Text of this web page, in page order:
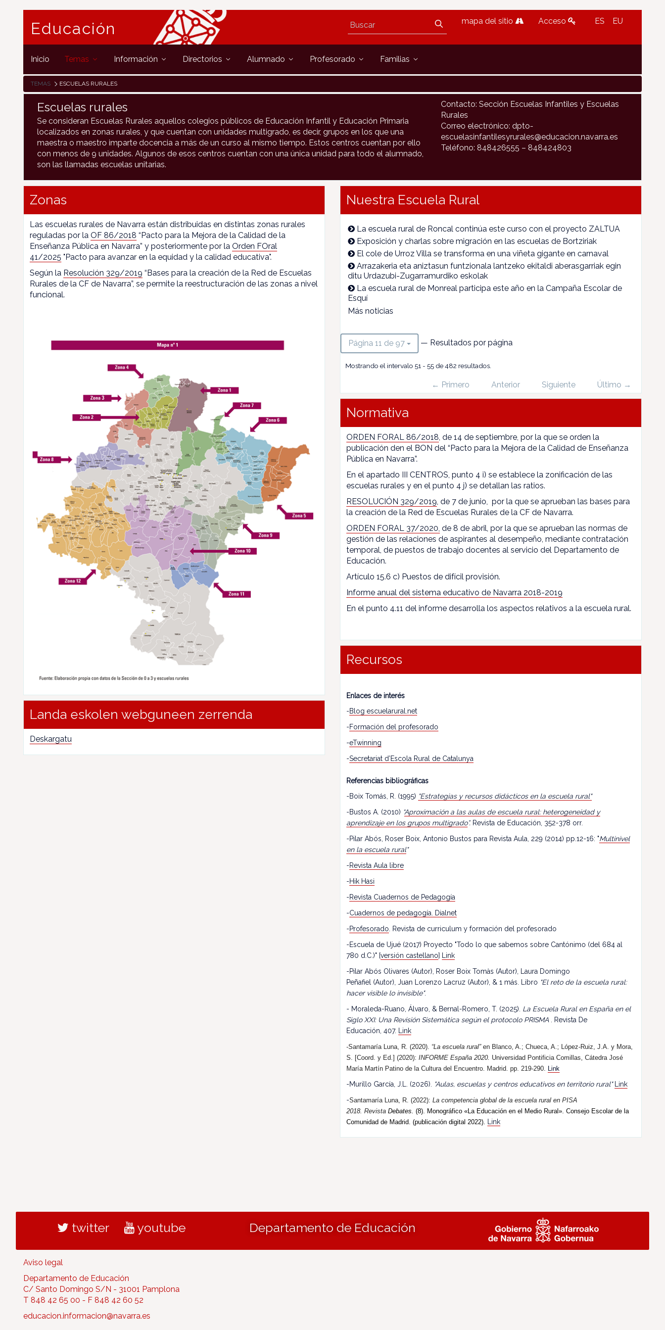
Educación mapa del sitio Acceso ES EU
Inicio Temas Información Directorios Alumnado Profesorado Familias
TEMAS ESCUELAS RURALES
Escuelas rurales
Se consideran Escuelas Rurales aquellos colegios públicos de Educación Infantil y Educación Primaria
localizados en zonas rurales, y que cuentan con unidades multigrado, es decir, grupos en los que una
maestra o maestro imparte docencia a más de un curso al mismo tiempo. Estos centros cuentan por ello
con menos de 9 unidades. Algunos de esos centros cuentan con una única unidad para todo el alumnado,
son las llamadas escuelas unitarias.
Contacto: Sección Escuelas Infantiles y Escuelas
Rurales
Correo electrónico: dpto-
escuelasinfantilesyrurales@educacion.navarra.es
Teléfono: 848426555 – 848424803
Zonas
Las escuelas rurales de Navarra están distribuidas en distintas zonas rurales
reguladas por la OF 86/2018 “Pacto para la Mejora de la Calidad de la
Enseñanza Pública en Navarra” y posteriormente por la Orden FOral
41/2025 "Pacto para avanzar en la equidad y la calidad educativa".
Según la Resolución 329/2019 “Bases para la creación de la Red de Escuelas
Rurales de la CF de Navarra”, se permite la reestructuración de las zonas a nivel
funcional.
Landa eskolen webguneen zerrenda
Deskargatu
Nuestra Escuela Rural
La escuela rural de Roncal continúa este curso con el proyecto ZALTUA
Exposición y charlas sobre migración en las escuelas de Bortziriak
El cole de Urroz Villa se transforma en una viñeta gigante en carnaval
Arrazakeria eta aniztasun funtzionala lantzeko ekitaldi aberasgarriak egin
ditu Urdazubi-Zugarramurdiko eskolak
La escuela rural de Monreal participa este año en la Campaña Escolar de
Esquí
Más noticias
Página 11 de 97 — Resultados por página
Mostrando el intervalo 51 - 55 de 482 resultados.
← Primero Anterior Siguiente Último →
Normativa
ORDEN FORAL 86/2018, de 14 de septiembre, por la que se orden la
publicación den el BON del “Pacto para la Mejora de la Calidad de Enseñanza
Pública en Navarra”.
En el apartado III CENTROS, punto 4 i) se establece la zonificación de las
escuelas rurales y en el punto 4 j) se detallan las ratios.
RESOLUCIÓN 329/2019, de 7 de junio, por la que se aprueban las bases para
la creación de la Red de Escuelas Rurales de la CF de Navarra.
ORDEN FORAL 37/2020, de 8 de abril, por la que se aprueban las normas de
gestión de las relaciones de aspirantes al desempeño, mediante contratación
temporal, de puestos de trabajo docentes al servicio del Departamento de
Educación.
Artículo 15.6 c) Puestos de difícil provisión.
Informe anual del sistema educativo de Navarra 2018-2019
En el punto 4.11 del informe desarrolla los aspectos relativos a la escuela rural.
Recursos
Enlaces de interés
-Blog escuelarural.net
-Formación del profesorado
-eTwinning
-Secretariat d’Escola Rural de Catalunya
Referencias bibliográficas
-Boix Tomás, R. (1995) "Estrategias y recursos didácticos en la escuela rural"
-Bustos A. (2010) “Aproximación a las aulas de escuela rural: heterogeneidad y
aprendizaje en los grupos multigrado”. Revista de Educación, 352-378 orr.
-Pilar Abós, Roser Boix, Antonio Bustos para Revista Aula, 229 (2014) pp.12-16: "Multinivel
en la escuela rural"
-Revista Aula libre
-Hik Hasi
-Revista Cuadernos de Pedagogía
-Cuadernos de pedagogía. Dialnet
-Profesorado . Revista de curriculum y formación del profesorado
-Escuela de Ujué (2017) Proyecto "Todo lo que sabemos sobre Cantónimo (del 684 al
780 d.C.)" [versión castellano]
Link
-Pilar Abós Olivares (Autor), Roser Boix Tomàs (Autor), Laura Domingo
Peñafiel (Autor), Juan Lorenzo Lacruz (Autor), & 1 más. Libro "El reto de la escuela rural:
hacer visible lo invisible".
- Moraleda-Ruano, Álvaro, & Bernal-Romero, T. (2025). La Escuela Rural en España en el
Siglo XXI: Una Revisión Sistemática según el protocolo PRISMA . Revista De
Educación, 407.
Link
-Santamaría Luna, R. (2020). “La escuela rural”en Blanco, A.; Chueca, A.; López-Ruiz, J.A. y Mora,
S. [Coord. y Ed.] (2020): INFORME España 2020. Universidad Pontificia Comillas, Cátedra José
María Martín Patino de la Cultura del Encuentro. Madrid. pp. 219-290. Link
-Murillo García, J.L. (2026). "Aulas, escuelas y centros educativos en territorio rural"
Link
-Santamaría Luna, R. (2022): La competencia global de la escuela rural en PISA
2018. Revista Debates. (8). Monográfico «La Educación en el Medio Rural». Consejo Escolar de la
Comunidad de Madrid. (publicación digital 2022).
Link
twitter youtube Departamento de Educación
Aviso legal
Departamento de Educación
C/ Santo Domingo S/N - 31001 Pamplona
T 848 42 65 00 - F 848 42 60 52
educacion.informacion@navarra.es